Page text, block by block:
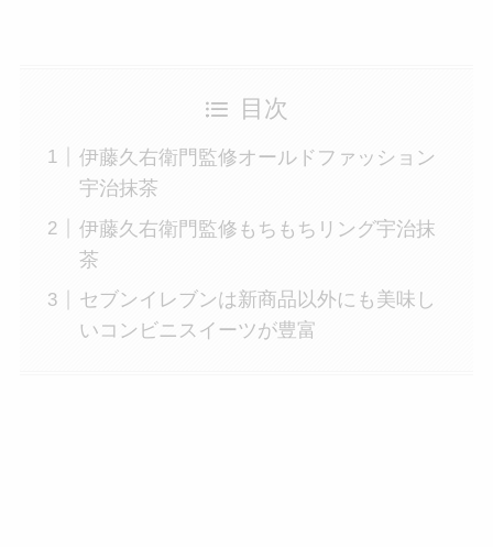
目次
伊藤久右衛門監修オールドファッション
宇治抹茶
伊藤久右衛門監修もちもちリング宇治抹
茶
セブンイレブンは新商品以外にも美味し
いコンビニスイーツが豊富